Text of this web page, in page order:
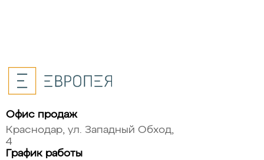
Офис продаж
Краснодар, ул. Западный Обход,
4
График работы